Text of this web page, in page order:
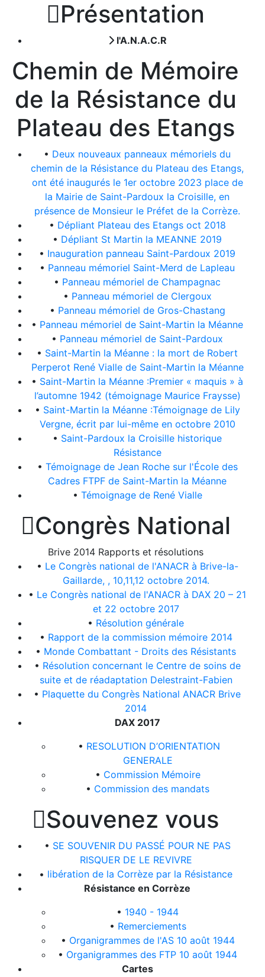
Présentation
l'A.N.A.C.R
Chemin de Mémoire
de la Résistance du
Plateau des Etangs
• Deux nouveaux panneaux mémoriels du
chemin de la Résistance du Plateau des Etangs,
ont été inaugurés le 1er octobre 2023 place de
la Mairie de Saint-Pardoux la Croisille, en
présence de Monsieur le Préfet de la Corrèze.
• Dépliant Plateau des Etangs oct 2018
• Dépliant St Martin la MEANNE 2019
• Inauguration panneau Saint-Pardoux 2019
• Panneau mémoriel Saint-Merd de Lapleau
• Panneau mémoriel de Champagnac
• Panneau mémoriel de Clergoux
• Panneau mémoriel de Gros-Chastang
• Panneau mémoriel de Saint-Martin la Méanne
• Panneau mémoriel de Saint-Pardoux
• Saint-Martin la Méanne : la mort de Robert
Perperot René Vialle de Saint-Martin la Méanne
• Saint-Martin la Méanne :Premier « maquis » à
l’automne 1942 (témoignage Maurice Fraysse)
• Saint-Martin la Méanne :Témoignage de Lily
Vergne, écrit par lui-même en octobre 2010
• Saint-Pardoux la Croisille historique
Résistance
• Témoignage de Jean Roche sur l'École des
Cadres FTPF de Saint-Martin la Méanne
• Témoignage de René Vialle
Congrès National
Brive 2014 Rapports et résolutions
• Le Congrès national de l'ANACR à Brive-la-
Gaillarde, , 10,11,12 octobre 2014.
• Le Congrès national de l'ANACR à DAX 20 – 21
et 22 octobre 2017
• Résolution générale
• Rapport de la commission mémoire 2014
• Monde Combattant - Droits des Résistants
• Résolution concernant le Centre de soins de
suite et de réadaptation Delestraint-Fabien
• Plaquette du Congrès National ANACR Brive
2014
DAX 2017
• RESOLUTION D’ORIENTATION
GENERALE
• Commission Mémoire
• Commission des mandats
Souvenez vous
• SE SOUVENIR DU PASSÉ POUR NE PAS
RISQUER DE LE REVIVRE
• libération de la Corrèze par la Résistance
Résistance en Corrèze
• 1940 - 1944
• Remerciements
• Organigrammes de l'AS 10 août 1944
• Organigrammes des FTP 10 août 1944
Cartes